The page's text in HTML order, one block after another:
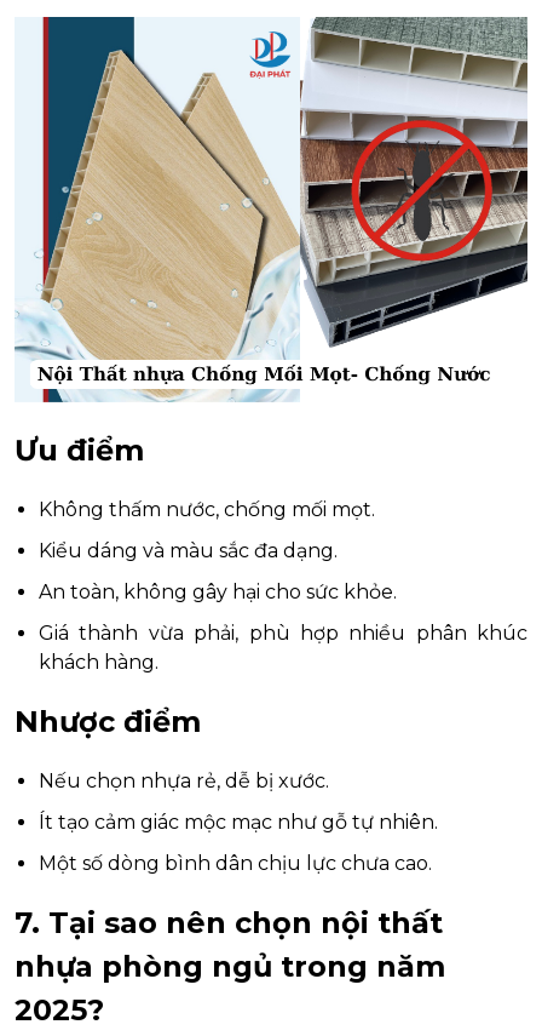
Ưu điểm
Không thấm nước, chống mối mọt.
Kiểu dáng và màu sắc đa dạng.
An toàn, không gây hại cho sức khỏe.
Giá thành vừa phải, phù hợp nhiều phân khúc
khách hàng.
Nhược điểm
Nếu chọn nhựa rẻ, dễ bị xước.
Ít tạo cảm giác mộc mạc như gỗ tự nhiên.
Một số dòng bình dân chịu lực chưa cao.
7. Tại sao nên chọn nội thất
nhựa phòng ngủ trong năm
2025?